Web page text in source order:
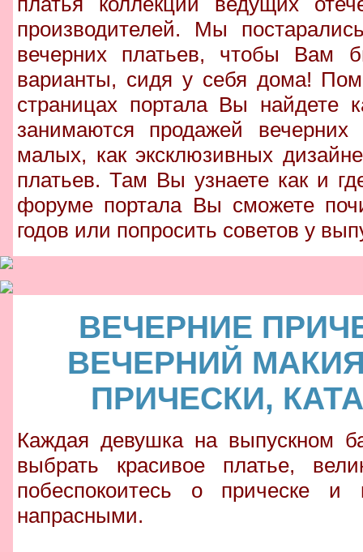
производителей. Мы
вечерних платьев, чтобы Вам
варианты, сидя у себя дома!
страницах портала Вы найдете
занимаются продажей
малых, как эксклюзивных
платьев. Там Вы узнаете как и
форуме портала Вы сможете
годов или попросить советов у
ВЕЧЕРНИЕ
ВЕЧЕРНИЙ
ПРИЧЕСКИ,
Каждая девушка на выпускном
выбрать красивое платье,
побеспокоитесь о прическе и
напрасными.